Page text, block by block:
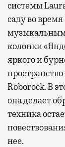
системы
саду во
колонки
яркого и
Roborock. В
она делает
техника
нее.